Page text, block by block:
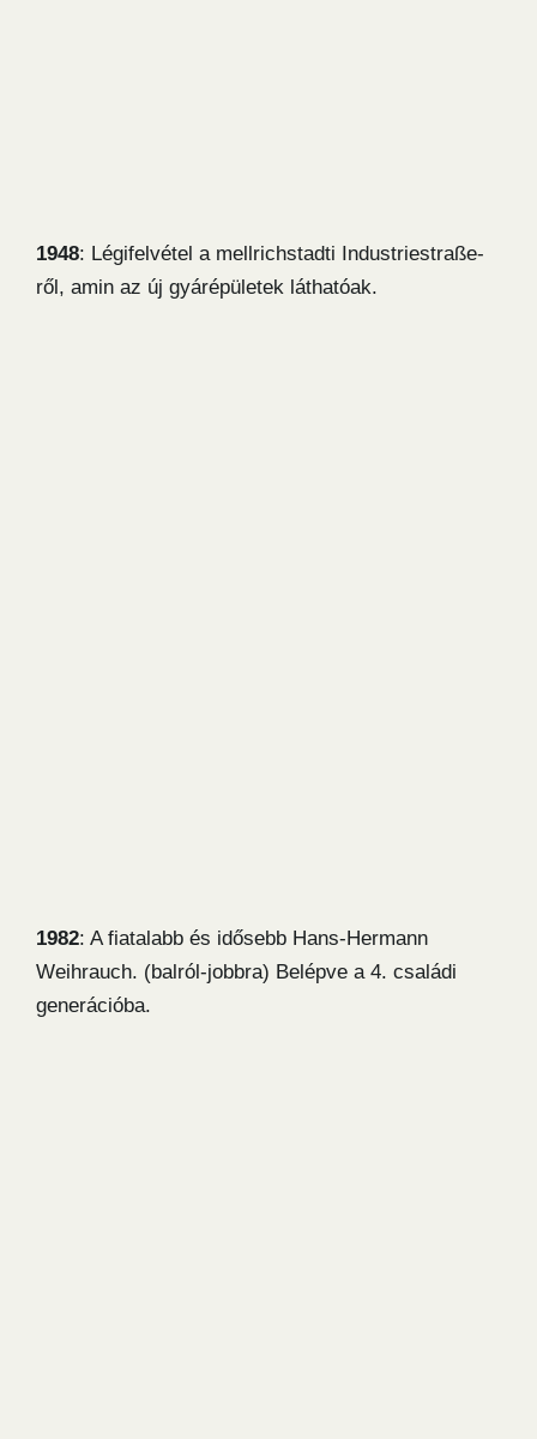
1948: Légifelvétel a mellrichstadti Industriestraße-
ről, amin az új gyárépületek láthatóak.
1982: A fiatalabb és idősebb Hans-Hermann
Weihrauch. (balról-jobbra) Belépve a 4. családi
generációba.